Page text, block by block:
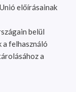
előírásainak
belül
a felhasználó
a